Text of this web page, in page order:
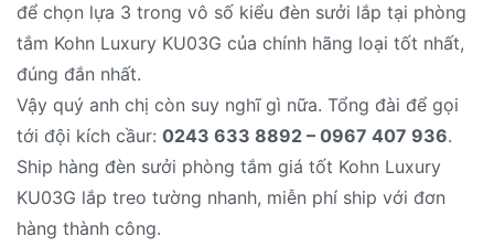
để chọn lựa 3 trong vô số kiểu đèn sưởi lắp tại phòng
tắm Kohn Luxury KU03G của chính hãng loại tốt nhất,
đúng đắn nhất.
Vậy quý anh chị còn suy nghĩ gì nữa. Tổng đài để gọi
tới đội kích cầur: 0243 633 8892 – 0967 407 936.
Ship hàng đèn sưởi phòng tắm giá tốt Kohn Luxury
KU03G lắp treo tường nhanh, miễn phí ship với đơn
hàng thành công.